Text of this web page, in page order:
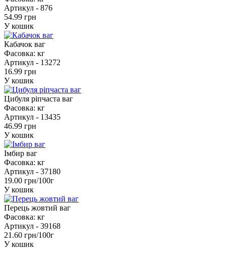
Артикул - 876
54.99 грн
У кошик
Кабачок ваг
Фасовка: кг
Артикул - 13272
16.99 грн
У кошик
Цибуля ріпчаста ваг
Фасовка: кг
Артикул - 13435
46.99 грн
У кошик
Імбир ваг
Фасовка: кг
Артикул - 37180
19.00 грн/100г
У кошик
Перець жовтий ваг
Фасовка: кг
Артикул - 39168
21.60 грн/100г
У кошик